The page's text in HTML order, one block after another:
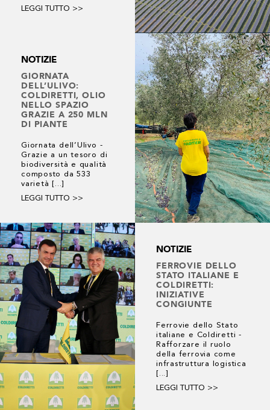
LEGGI TUTTO >>
NOTIZIE
GIORNATA
DELL’ULIVO:
COLDIRETTI, OLIO
NELLO SPAZIO
GRAZIE A 250 MLN
DI PIANTE
Giornata dell’Ulivo -
Grazie a un tesoro di
biodiversità e qualità
composto da 533
varietà [...]
LEGGI TUTTO >>
NOTIZIE
FERROVIE DELLO
STATO ITALIANE E
COLDIRETTI:
INIZIATIVE
CONGIUNTE
Ferrovie dello Stato
italiane e Coldiretti -
Rafforzare il ruolo
della ferrovia come
infrastruttura logistica
[...]
LEGGI TUTTO >>